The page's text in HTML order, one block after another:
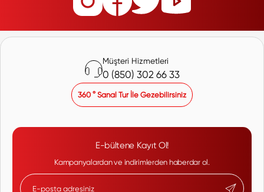
Müşteri Hizmetleri
0 (850) 302 66 33
360 ° Sanal Tur İle Gezebilirsiniz
E-bültene Kayıt Ol!
Kampanyalardan ve indirimlerden haberdar ol.